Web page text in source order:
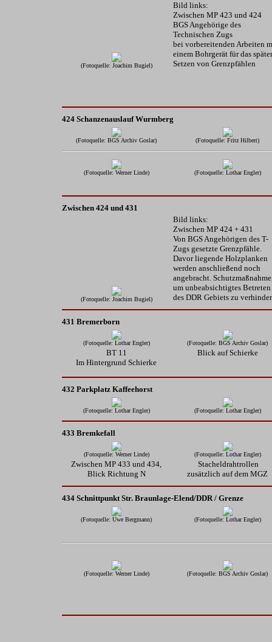
(Fotoquelle: Joachim Bugiel)
Bild links:
Zwischen MP 423 und 424
BGS Angehörige des
Technischen Zugs
bei vorbereitenden Arbeiten
einem Bohrgerät für das
Setzen von Grenzpfählen
424 Schanzenauslauf Wurmberg
(Fotoquelle: BGS Archiv Goslar) (Fotoquelle: Fritz Hilbert)
(Fotoquelle: Werner Linde) (Fotoquelle: Lothar Engler)
Zwischen 424 und 431
(Fotoquelle: Joachim Bugiel)
Bild links:
Zwischen MP 424 + 431
Von BGS Angehörigen des T-
Zugs gesetzte Grenzpfähle.
Davor liegende Holzplanken
werden anschließend noch
angebracht.
um unbeabsichtigtes Betreten
des DDR Gebiets zu
431 Bremerborn
(Fotoquelle: Lothar Engler) (Fotoquelle: BGS Archiv Goslar)
BT 11
Im Hintergrund Schierke
Blick auf Schierke
432 Parkplatz Kaffeehorst
(Fotoquelle: Lothar Engler) (Fotoquelle: Lothar Engler)
433 Bremkefall
(Fotoquelle: Werner Linde) (Fotoquelle: Lothar Engler)
Zwischen MP 433 und 434,
Blick Richtung N
Stacheldrahtrollen
zusätzlich auf dem MGZ
434 Schnittpunkt Str. Braunlage-Elend/DDR / Grenze
(Fotoquelle: Uwe Bergmann) (Fotoquelle: Lothar Engler)
(Fotoquelle: Werner Linde) (Fotoquelle: BGS Archiv Goslar)